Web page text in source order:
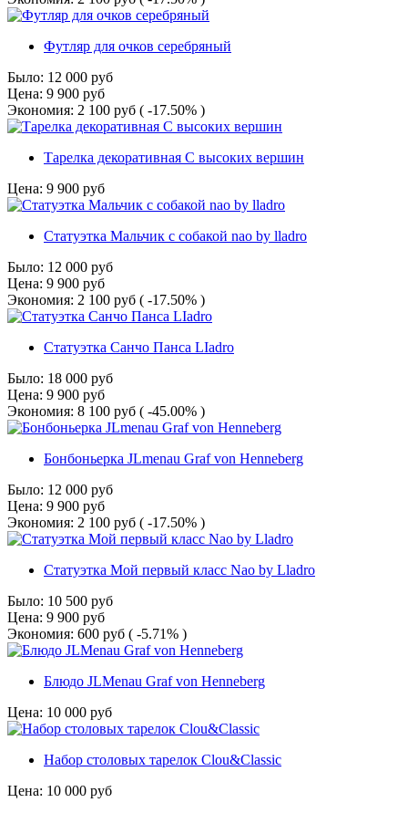
Футляр для очков серебряный
Было: 12 000 руб
Цена: 9 900 руб
Экономия: 2 100 руб ( -17.50% )
Тарелка декоративная С высоких вершин
Цена: 9 900 руб
Статуэтка Мальчик с собакой nao by lladro
Было: 12 000 руб
Цена: 9 900 руб
Экономия: 2 100 руб ( -17.50% )
Статуэтка Санчо Панса LIadro
Было: 18 000 руб
Цена: 9 900 руб
Экономия: 8 100 руб ( -45.00% )
Бонбоньерка JLmenau Graf von Henneberg
Было: 12 000 руб
Цена: 9 900 руб
Экономия: 2 100 руб ( -17.50% )
Статуэтка Мой первый класс Nao by Lladro
Было: 10 500 руб
Цена: 9 900 руб
Экономия: 600 руб ( -5.71% )
Блюдо JLMenau Graf von Henneberg
Цена: 10 000 руб
Набор столовых тарелок Clou&Classic
Цена: 10 000 руб